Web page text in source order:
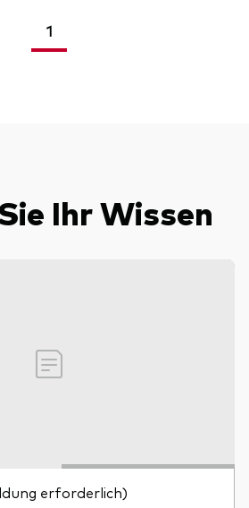
1
Ihr Wissen
erforderlich)